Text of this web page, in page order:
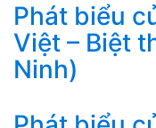
Phát biểu
Việt – Biệt
Ninh)